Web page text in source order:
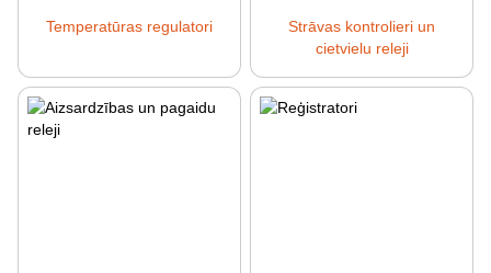
Temperatūras regulatori
Strāvas kontrolieri un
cietvielu releji